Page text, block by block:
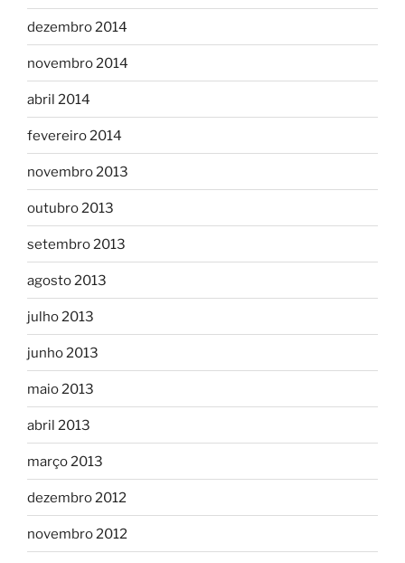
dezembro 2014
novembro 2014
abril 2014
fevereiro 2014
novembro 2013
outubro 2013
setembro 2013
agosto 2013
julho 2013
junho 2013
maio 2013
abril 2013
março 2013
dezembro 2012
novembro 2012